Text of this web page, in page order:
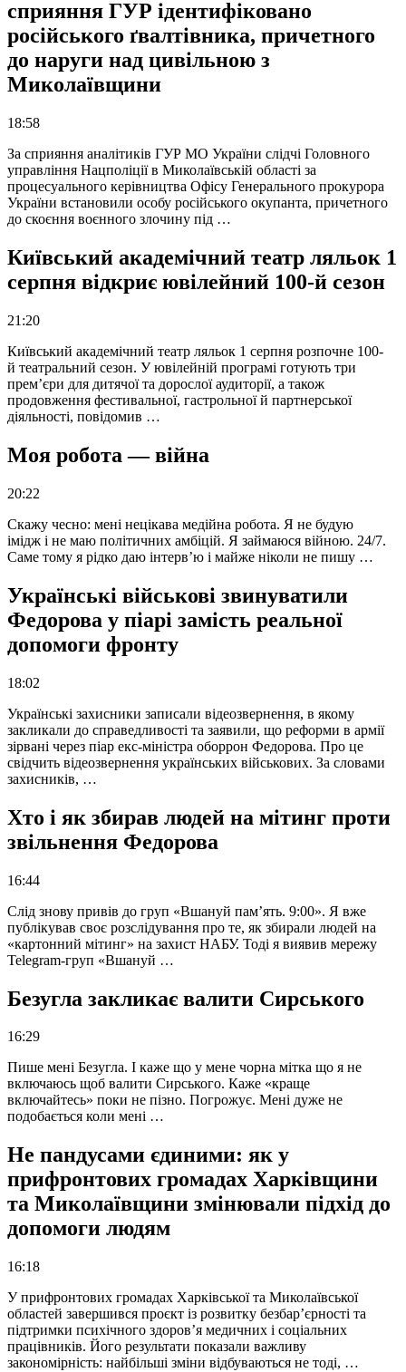
сприяння ГУР ідентифіковано
російського ґвалтівника, причетного
до наруги над цивільною з
Миколаївщини
18:58
За сприяння аналітиків ГУР МО України слідчі Головного
управління Нацполіції в Миколаївській області за
процесуального керівництва Офісу Генерального прокурора
України встановили особу російського окупанта, причетного
до скоєння воєнного злочину під …
Київський академічний театр ляльок 1
серпня відкриє ювілейний 100-й сезон
21:20
Київський академічний театр ляльок 1 серпня розпочне 100-
й театральний сезон. У ювілейній програмі готують три
прем’єри для дитячої та дорослої аудиторії, а також
продовження фестивальної, гастрольної й партнерської
діяльності, повідомив …
Моя робота — війна
20:22
Скажу чесно: мені нецікава медійна робота. Я не будую
імідж і не маю політичних амбіцій. Я займаюся війною. 24/7.
Саме тому я рідко даю інтерв’ю і майже ніколи не пишу …
Українські військові звинуватили
Федорова у піарі замість реальної
допомоги фронту
18:02
Українські захисники записали відеозвернення, в якому
закликали до справедливості та заявили, що реформи в армії
зірвані через піар екс-міністра оборрон Федорова. Про це
свідчить відеозвернення українських військових. За словами
захисників, …
Хто і як збирав людей на мітинг проти
звільнення Федорова
16:44
Слід знову привів до груп «Вшануй пам’ять. 9:00». Я вже
публікував своє розслідування про те, як збирали людей на
«картонний мітинг» на захист НАБУ. Тоді я виявив мережу
Telegram-груп «Вшануй …
Безугла закликає валити Сирського
16:29
Пише мені Безугла. І каже що у мене чорна мітка що я не
включаюсь щоб валити Сирського. Каже «краще
включайтесь» поки не пізно. Погрожує. Мені дуже не
подобається коли мені …
Не пандусами єдиними: як у
прифронтових громадах Харківщини
та Миколаївщини змінювали підхід до
допомоги людям
16:18
У прифронтових громадах Харківської та Миколаївської
областей завершився проєкт із розвитку безбар’єрності та
підтримки психічного здоров’я медичних і соціальних
працівників. Його результати показали важливу
закономірність: найбільші зміни відбуваються не тоді, …